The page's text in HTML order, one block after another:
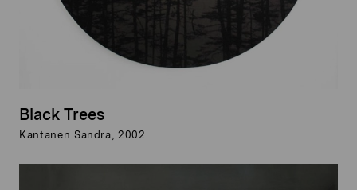
Black Trees
Kantanen Sandra, 2002